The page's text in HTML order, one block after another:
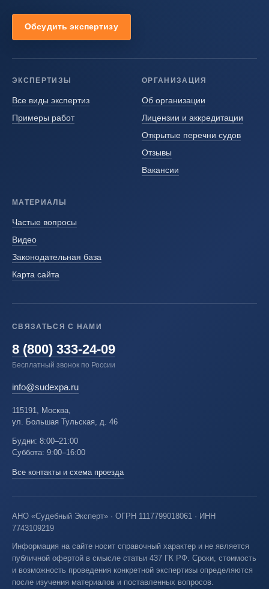
Обсудить экспертизу
ЭКСПЕРТИЗЫ
Все виды экспертиз
Примеры работ
ОРГАНИЗАЦИЯ
Об организации
Лицензии и аккредитации
Открытые перечни судов
Отзывы
Вакансии
МАТЕРИАЛЫ
Частые вопросы
Видео
Законодательная база
Карта сайта
СВЯЗАТЬСЯ С НАМИ
8 (800) 333-24-09
Бесплатный звонок по России
info@sudexpa.ru
115191, Москва,
ул. Большая Тульская, д. 46
Будни: 8:00–21:00
Суббота: 9:00–16:00
Все контакты и схема проезда
АНО «Судебный Эксперт» · ОГРН 1117799018061 · ИНН
7743109219
Информация на сайте носит справочный характер и не является
публичной офертой в смысле статьи 437 ГК РФ. Сроки, стоимость
и возможность проведения конкретной экспертизы определяются
после изучения материалов и поставленных вопросов.